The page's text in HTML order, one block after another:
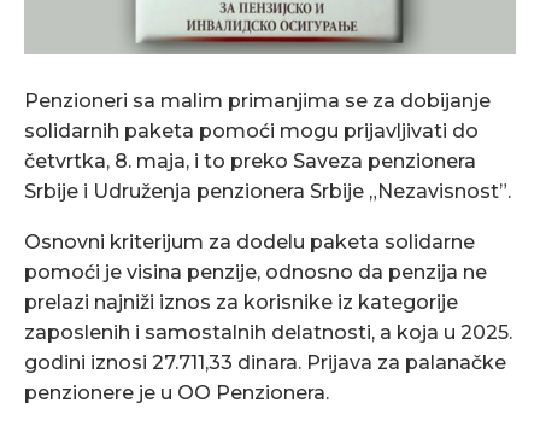
Penzioneri sa malim primanjima se za dobijanje
solidarnih paketa pomoći mogu prijavljivati do
četvrtka, 8. maja, i to preko Saveza penzionera
Srbije i Udruženja penzionera Srbije „Nezavisnost”.
Osnovni kriterijum za dodelu paketa solidarne
pomoći je visina penzije, odnosno da penzija ne
prelazi najniži iznos za korisnike iz kategorije
zaposlenih i samostalnih delatnosti, a koja u 2025.
godini iznosi 27.711,33 dinara. Prijava za palanačke
penzionere je u OO Penzionera.